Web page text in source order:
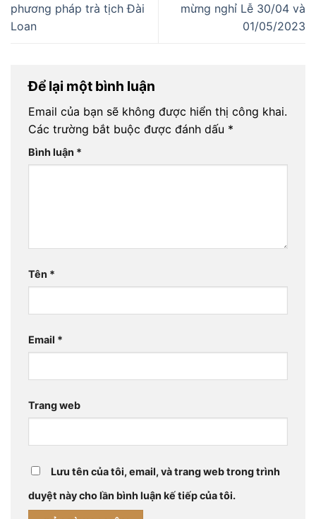
phương pháp trà tịch Đài
Loan
mừng nghỉ Lễ 30/04 và
01/05/2023
Để lại một bình luận
Email của bạn sẽ không được hiển thị công khai.
Các trường bắt buộc được đánh dấu *
Bình luận *
Tên *
Email *
Trang web
Lưu tên của tôi, email, và trang web trong trình
duyệt này cho lần bình luận kế tiếp của tôi.